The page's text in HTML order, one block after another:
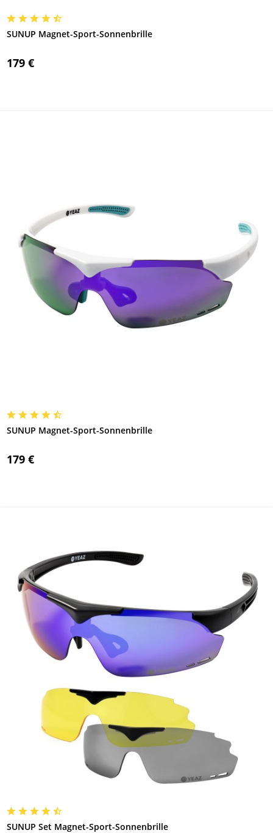
SUNUP Magnet-Sport-Sonnenbrille
179 €
SUNUP Magnet-Sport-Sonnenbrille
179 €
SUNUP Set Magnet-Sport-Sonnenbrille